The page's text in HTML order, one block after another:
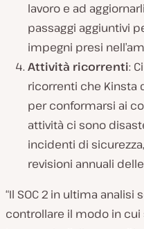
lavoro e ad
passaggi aggiuntivi
impegni presi
Attività ricorrenti:
ricorrenti che Kinsta
per conformarsi ai
attività ci sono
incidenti di
revisioni annuali
“Il SOC 2 in ultima analisi
controllare il modo in cui